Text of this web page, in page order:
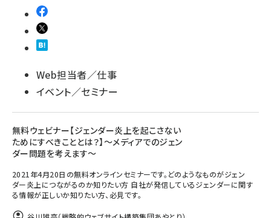
Web担当者／仕事
イベント／セミナー
無料ウェビナー【ジェンダー炎上を起こさない
ためにすべきこととは？】～メディアでのジェン
ダー問題を考えます～
2021年4月20日の無料オンラインセミナーです。どのようなものがジェン
ダー炎上につながるのか知りたい方 自社が発信しているジェンダーに関す
る情報が正しいか知りたい方、必見です。